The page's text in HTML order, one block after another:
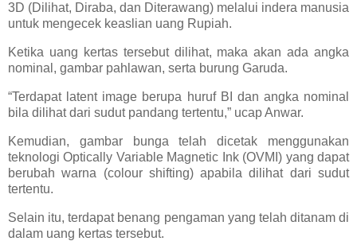
3D (Dilihat, Diraba, dan Diterawang) melalui indera manusia
untuk mengecek keaslian uang Rupiah.
Ketika uang kertas tersebut dilihat, maka akan ada angka
nominal, gambar pahlawan, serta burung Garuda.
“Terdapat latent image berupa huruf BI dan angka nominal
bila dilihat dari sudut pandang tertentu,” ucap Anwar.
Kemudian, gambar bunga telah dicetak menggunakan
teknologi Optically Variable Magnetic Ink (OVMI) yang dapat
berubah warna (colour shifting) apabila dilihat dari sudut
tertentu.
Selain itu, terdapat benang pengaman yang telah ditanam di
dalam uang kertas tersebut.